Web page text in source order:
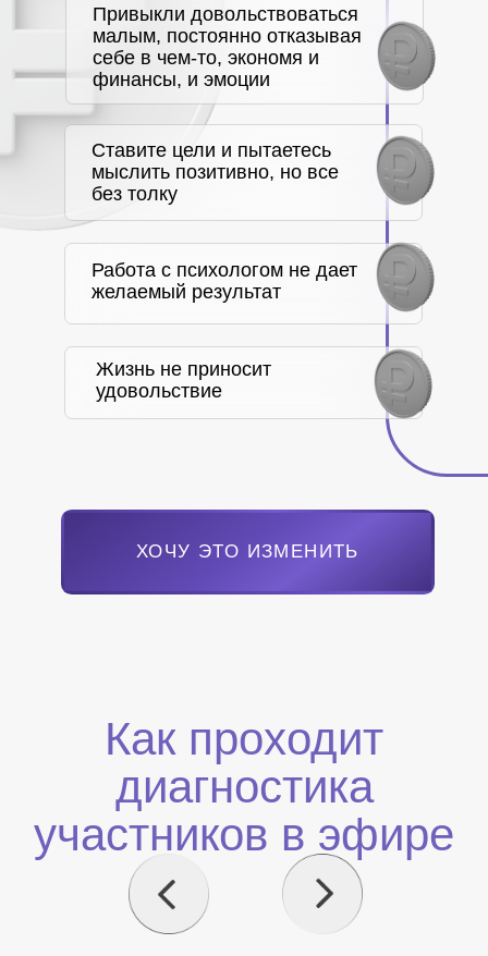
Ведущий
диагностики
Эдуард Мавлютов -
автор методики и
основатель школы
«Паззлы»
Записаться